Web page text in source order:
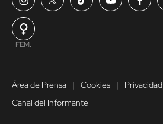
FEM.
Área de Prensa Cookies Privacidad
Canal del Informante